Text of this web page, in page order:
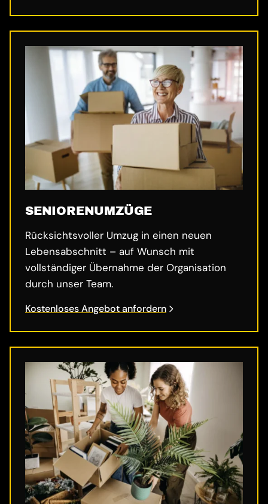
SENIORENUMZÜGE
Rücksichtsvoller Umzug in einen neuen
Lebensabschnitt – auf Wunsch mit
vollständiger Übernahme der Organisation
durch unser Team.
Kostenloses Angebot anfordern